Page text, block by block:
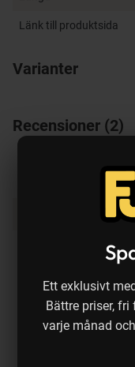
Ett exklusivt
Bättre priser,
varje månad
Länk till produktsida
Varianter
Recensioner 2
Produkten